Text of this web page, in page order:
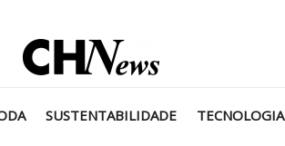
SUSTENTABILIDADE TECNOLOGIA